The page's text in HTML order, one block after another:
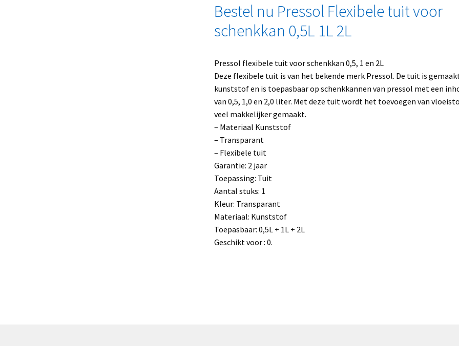
Bestel nu Pressol Flexibele tuit voor
schenkkan 0,5L 1L 2L
Pressol flexibele tuit voor schenkkan 0,5, 1 en 2L
Deze flexibele tuit is van het bekende merk Pressol. De tuit is
kunststof en is toepasbaar op schenkkannen van pressol met een
van 0,5, 1,0 en 2,0 liter. Met deze tuit wordt het toevoegen van
veel makkelijker gemaakt.
– Materiaal Kunststof
– Transparant
– Flexibele tuit
Garantie: 2 jaar
Toepassing: Tuit
Aantal stuks: 1
Kleur: Transparant
Materiaal: Kunststof
Toepasbaar: 0,5L + 1L + 2L
Geschikt voor : 0.